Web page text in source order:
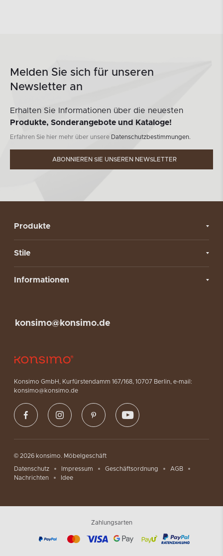
Melden Sie sich für unseren
Newsletter an
Erhalten Sie Informationen über die neuesten
Produkte, Sonderangebote und Kataloge!
Erfahren Sie hier mehr über unsere Datenschutzbestimmungen.
ABONNIEREN SIE UNSEREN NEWSLETTER
Produkte
Stile
Informationen
Konsimo GmbH, Kurfürstendamm 167/168, 10707 Berlin, e-mail:
konsimo@konsimo.de
konsimo@konsimo.de
© 2026 konsimo. Möbelgeschäft
Datenschutz Impressum Geschäftsordnung
AGB
Nachrichten
Idee
Zahlungsarten